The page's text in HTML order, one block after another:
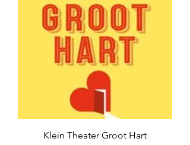
Klein Theater Groot Hart